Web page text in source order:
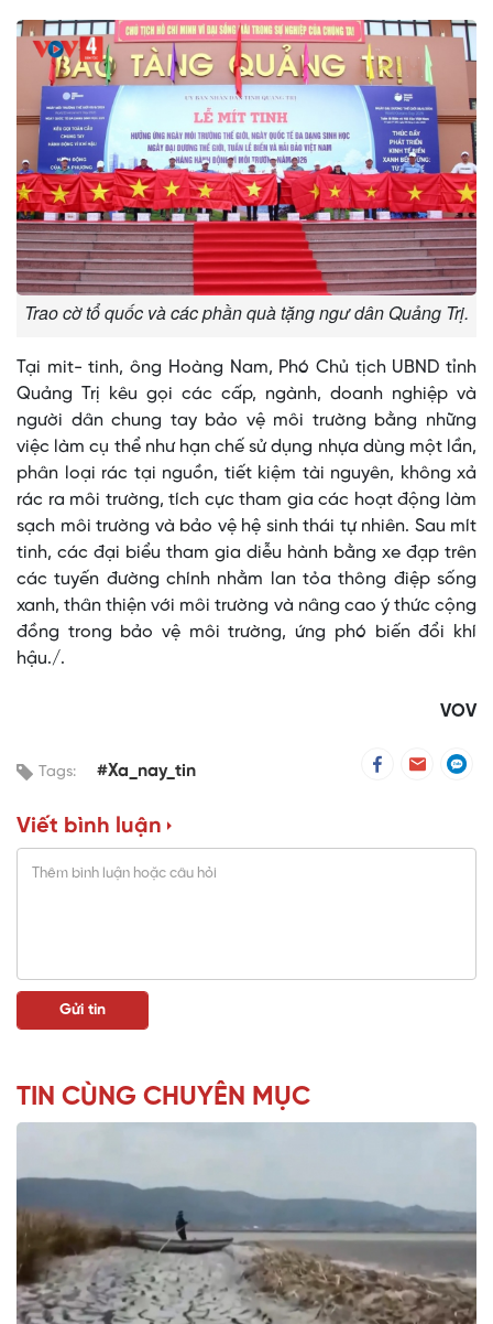
Trao cờ tổ quốc và các phần quà tặng ngư dân Quảng Trị.
Tại mit- tinh, ông Hoàng Nam, Phó Chủ tịch UBND tỉnh
Quảng Trị kêu gọi các cấp, ngành, doanh nghiệp và
người dân chung tay bảo vệ môi trường bằng những
việc làm cụ thể như hạn chế sử dụng nhựa dùng một lần,
phân loại rác tại nguồn, tiết kiệm tài nguyên, không xả
rác ra môi trường, tích cực tham gia các hoạt động làm
sạch môi trường và bảo vệ hệ sinh thái tự nhiên. Sau mít
tinh, các đại biểu tham gia diễu hành bằng xe đạp trên
các tuyến đường chính nhằm lan tỏa thông điệp sống
xanh, thân thiện với môi trường và nâng cao ý thức cộng
đồng trong bảo vệ môi trường, ứng phó biến đổi khí
hậu./.
VOV
Tags: #Xa_nay_tin
Viết bình luận
TIN CÙNG CHUYÊN MỤC